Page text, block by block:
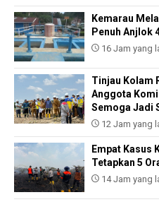
Kemarau
Penuh Anjlok
16 Jam yang
Tinjau Kolam
Anggota
Semoga Jadi
12 Jam yang
Empat Kasus
Tetapkan 5
14 Jam yang